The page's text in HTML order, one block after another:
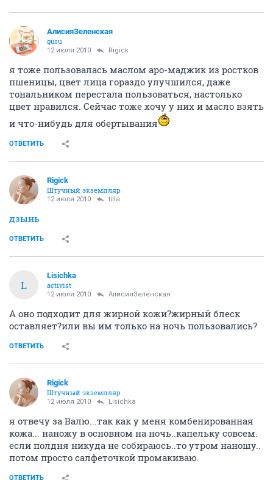
АлисияЗеленская
guru
12 июля 2010 Rigick
я тоже пользовалась маслом аро-маджик из ростков
пшеницы, цвет лица гораздо улучшился, даже
тональником перестала пользоваться, настолько
цвет нравился. Сейчас тоже хочу у них и масло взять
и что-нибудь для обертывания
ОТВЕТИТЬ
Rigick
Штучный экземпляр
12 июля 2010 tilla
дзынь
ОТВЕТИТЬ
L
Lisichka
activist
12 июля 2010 АлисияЗеленская
А оно подходит для жирной кожи?жирный блеск
оставляет?или вы им только на ночь пользовались?
ОТВЕТИТЬ
Rigick
Штучный экземпляр
12 июля 2010 Lisichka
я отвечу за Валю...так как у меня комбенированная
кожа... наножу в основном на ночь..капельку совсем.
если полдня никуда не собираюсь..то утром наношу..
потом просто салфеточкой промакиваю.
ОТВЕТИТЬ